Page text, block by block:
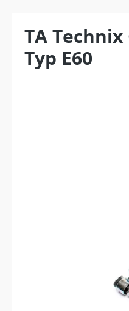
TA
Typ E60